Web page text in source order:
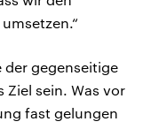
der gegenseitige
Ziel sein. Was vor
fast gelungen